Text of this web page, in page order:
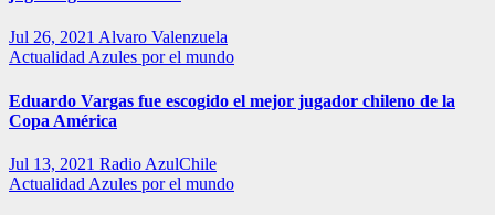
Jul 26, 2021 Alvaro Valenzuela
Actualidad Azules por el mundo
Eduardo Vargas fue escogido el mejor jugador chileno de la
Copa América
Jul 13, 2021 Radio AzulChile
Actualidad Azules por el mundo